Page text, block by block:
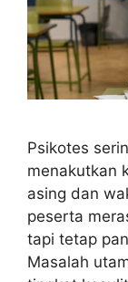
Psikotes
menakutkan
asing dan
peserta
tapi tetap
Masalah